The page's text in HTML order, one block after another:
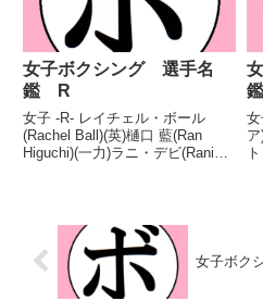
女子ボクシング 選手名
鑑 R
女子 -R- レイチェル・ボール
(Rachel Ball)(英)樋口 藍(Ran
Higuchi)(一力)ラニ・デビ(Rani
女子ボク